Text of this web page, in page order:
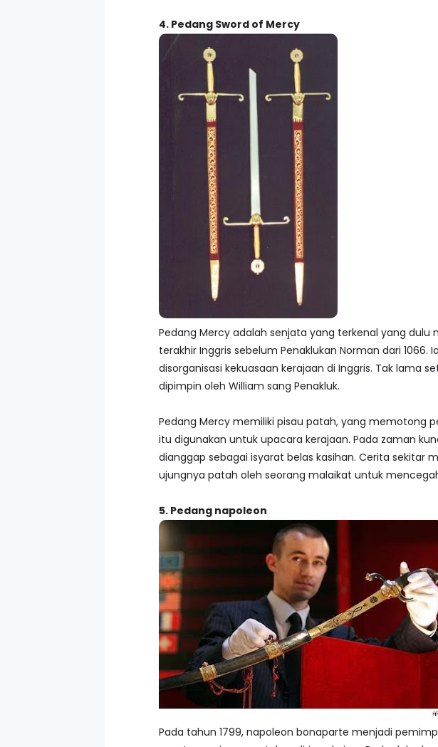
4. Pedang Sword of Mercy
Pedang Mercy adalah senjata yang terkenal yang dulu
terakhir Inggris sebelum Penaklukan Norman dari
disorganisasi kekuasaan kerajaan di Inggris. Tak lama
dipimpin oleh William sang Penakluk.
Pedang Mercy memiliki pisau patah, yang memotong
itu digunakan untuk upacara kerajaan. Pada zaman
dianggap sebagai isyarat belas kasihan. Cerita sekitar
ujungnya patah oleh seorang malaikat untuk
5. Pedang napoleon
Pada tahun 1799, napoleon bonaparte menjadi